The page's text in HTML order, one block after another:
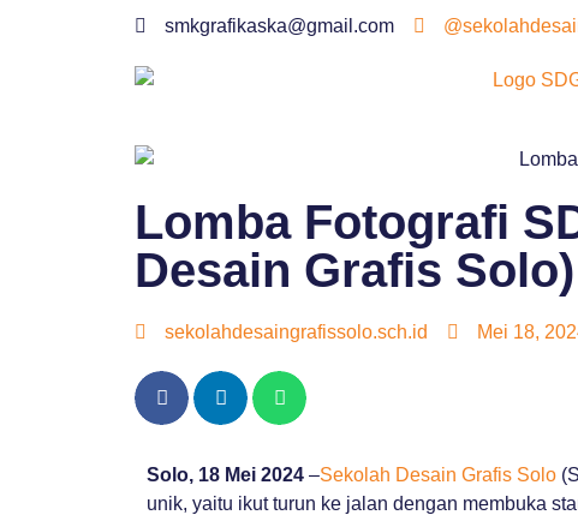
smkgrafikaska@gmail.com
Lomba Fotografi
Desain Grafis
sekolahdesaingrafissolo.sch.id Mei 18,
Solo, 18 Mei 2024 –Sekolah Desain Grafis Solo
unik, yaitu ikut turun ke jalan dengan membuka